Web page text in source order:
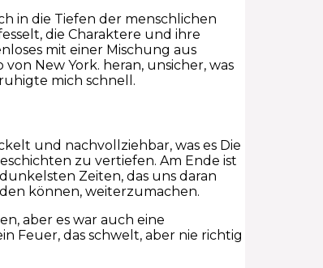
in die Tiefen der menschlichen
die Charaktere und ihre
mit einer Mischung aus
New York. heran, unsicher, was
mich schnell.
und nachvollziehbar, was es Die
zu vertiefen. Am Ende ist
Zeiten, das uns daran
können, weiterzumachen.
aber es war auch eine
Feuer, das schwelt, aber nie richtig